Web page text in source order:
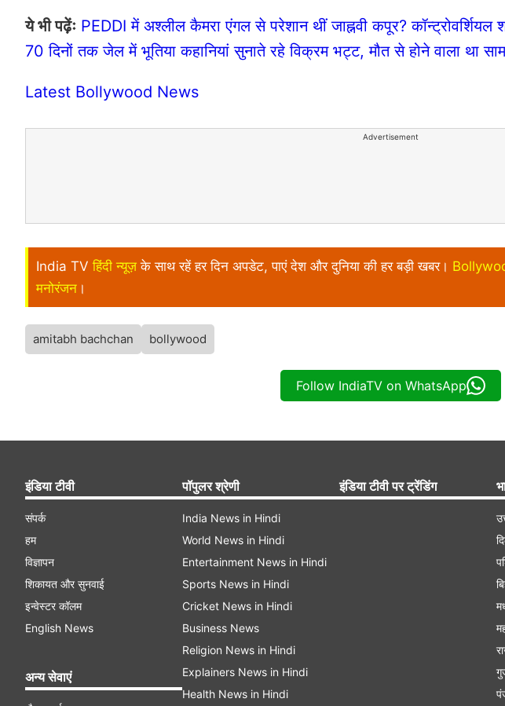
ये भी पढ़ेंः PEDDI में अश्लील कैमरा एंगल से परेशान थीं जाह्नवी कपूर?
70 दिनों तक जेल में भूतिया कहानियां सुनाते रहे विक्रम भट्ट, मौत से होने वाला था
Latest Bollywood News
Advertisement
India TV हिंदी न्यूज़ के साथ रहें हर दिन अपडेट, पाएं देश और दुनिया की हर बड़ी खबर।
मनोरंजन ।
amitabh bachchan bollywood
Follow IndiaTV on WhatsApp
इंडिया टीवी
संपर्क
हम
विज्ञापन
शिकायत और सुनवाई
इन्वेस्टर कॉलम
English News
अन्य सेवाएं
पॉपुलर श्रेणी
India News in Hindi
World News in Hindi
Entertainment News in Hindi
Sports News in Hindi
Cricket News in Hindi
Business News
Religion News in Hindi
Explainers News in Hindi
Health News in Hindi
इंडिया टीवी पर ट्रेंडिंग